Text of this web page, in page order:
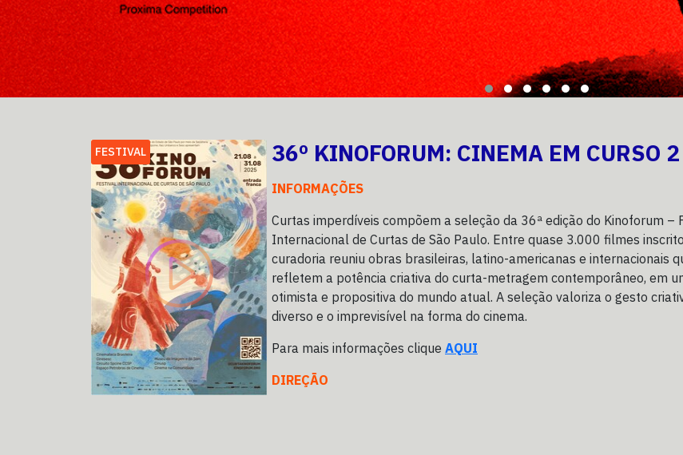
FESTIVAL 36º KINOFORUM: CINEMA EM CURSO 2
INFORMAÇÕES
Curtas imperdíveis compõem a seleção da 36ª edição do Kinoforum –
Internacional de Curtas de São Paulo. Entre quase 3.000 filmes
curadoria reuniu obras brasileiras, latino-americanas e internacionais
refletem a potência criativa do curta-metragem contemporâneo, em
otimista e propositiva do mundo atual. A seleção valoriza o gesto
diverso e o imprevisível na forma do cinema.
Para mais informações clique AQUI
DIREÇÃO